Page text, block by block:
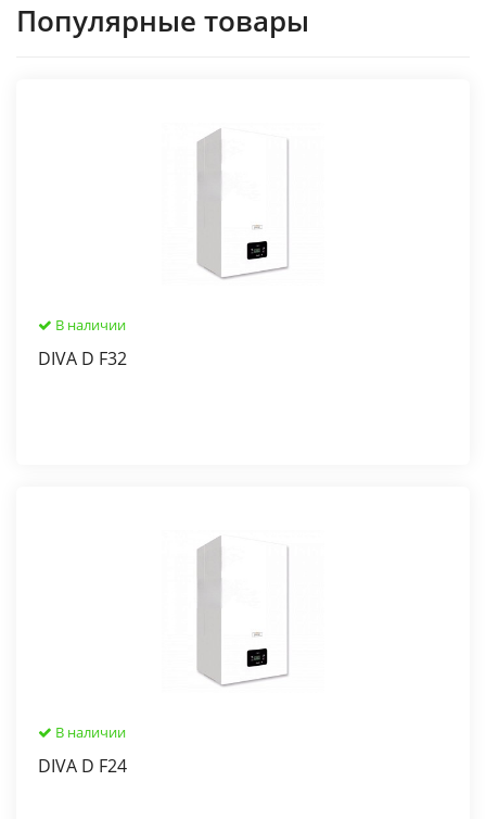
Популярные товары
В наличии
DIVA D F32
В наличии
DIVA D F24